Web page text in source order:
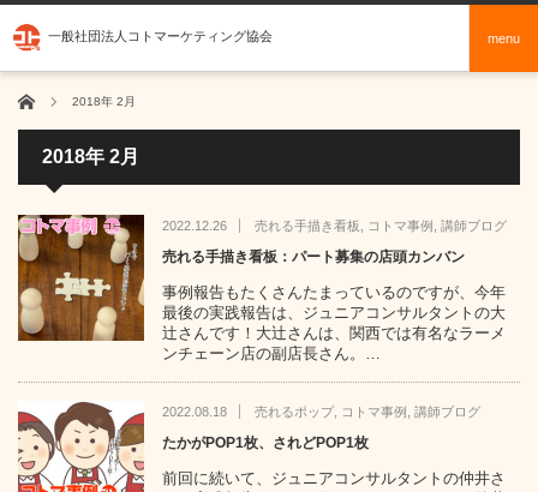
一般社団法人コトマーケティング協会 menu
ホーム 2018年 2月
2018年 2月
2022.12.26 売れる手描き看板 コトマ事例 講師ブログ
売れる手描き看板：パート募集の店頭カンバン
事例報告もたくさんたまっているのですが、今年
最後の実践報告は、ジュニアコンサルタントの大
辻さんです！大辻さんは、関西では有名なラーメ
ンチェーン店の副店長さん。…
2022.08.18 売れるポップ, コトマ事例 講師ブログ
たかがPOP1枚、されどPOP1枚
前回に続いて、ジュニアコンサルタントの仲井さ